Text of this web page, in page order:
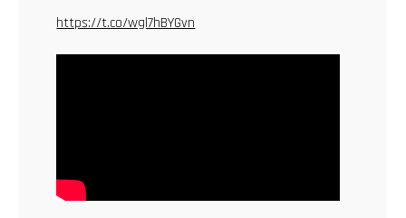
https://t.co/wgl7hBYGvn